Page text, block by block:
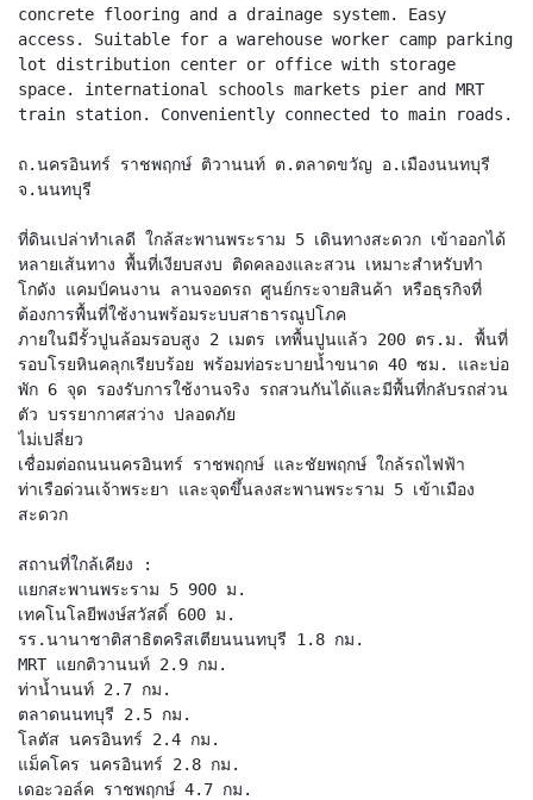
concrete flooring and a drainage system. Easy
access. Suitable for a warehouse worker camp parking
lot distribution center or office with storage
space. international schools markets pier and MRT
train station. Conveniently connected to main roads.
ถ.นครอินทร์ ราชพฤกษ์ ติวานนท์ ต.ตลาดขวัญ อ.เมืองนนทบุรี
จ.นนทบุรี
ที่ดินเปล่าทำเลดี ใกล้สะพานพระราม 5 เดินทางสะดวก เข้าออกได้
หลายเส้นทาง พื้นที่เงียบสงบ ติดคลองและสวน เหมาะสำหรับทำ
โกดัง แคมป์คนงาน ลานจอดรถ ศูนย์กระจายสินค้า หรือธุรกิจที่
ต้องการพื้นที่ใช้งานพร้อมระบบสาธารณูปโภค
ภายในมีรั้วปูนล้อมรอบสูง 2 เมตร เทพื้นปูนแล้ว 200 ตร.ม. พื้นที่
รอบโรยหินคลุกเรียบร้อย พร้อมท่อระบายน้ำขนาด 40 ซม. และบ่อ
พัก 6 จุด รองรับการใช้งานจริง รถสวนกันได้และมีพื้นที่กลับรถส่วน
ตัว บรรยากาศสว่าง ปลอดภัย
ไม่เปลี่ยว
เชื่อมต่อถนนนครอินทร์ ราชพฤกษ์ และชัยพฤกษ์ ใกล้รถไฟฟ้า
ท่าเรือด่วนเจ้าพระยา และจุดขึ้นลงสะพานพระราม 5 เข้าเมือง
สะดวก
สถานที่ใกล้เคียง :
แยกสะพานพระราม 5 900 ม.
เทคโนโลยีพงษ์สวัสดิ์ 600 ม.
รร.นานาชาติสาธิตคริสเตียนนนทบุรี 1.8 กม.
MRT แยกติวานนท์ 2.9 กม.
ท่าน้ำนนท์ 2.7 กม.
ตลาดนนทบุรี 2.5 กม.
โลตัส นครอินทร์ 2.4 กม.
แม็คโคร นครอินทร์ 2.8 กม.
เดอะวอล์ค ราชพฤกษ์ 4.7 กม.